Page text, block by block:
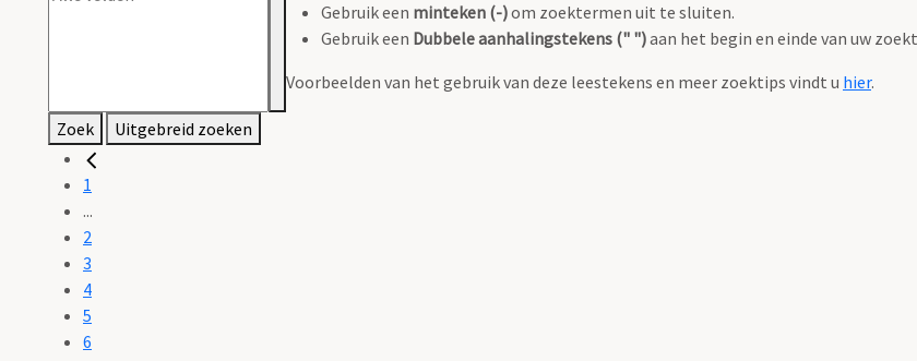
Gebruik een minteken (-)om zoektermen uit te sluiten.
Gebruik een Dubbele aanhalingstekens (" ")aan het begin en einde van uw
Voorbeelden van het gebruik van deze leestekens en meer zoektips vindt u hier.
Zoek Uitgebreid zoeken
1
...
2
3
4
5
6